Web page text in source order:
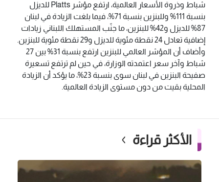
شباط وذروة الأسعار العالمية، ارتفع مؤشر Platts للديزل
بنسبة 111% وللبنزين بنسبة 71%، فيما بلغت الزيادة في لبنان
87% للديزل و42% للبنزين، ما جنّب المستهلك اللبناني زيادات
إضافية تعادل 24 نقطة مئوية للديزل و29 نقطة مئوية للبنزين.
وأضاف أن المؤشر العالمي للبنزين ارتفع بنسبة 31% بين 27
شباط وآخر سعر اعتمدته الوزارة، في حين لم ترتفع تسعيرة
صفيحة البنزين في لبنان سوى بنسبة 23%، ما يؤكد أن الزيادة
المحلية بقيت من دون مستوى الزيادة العالمية.
الأكثر قراءة